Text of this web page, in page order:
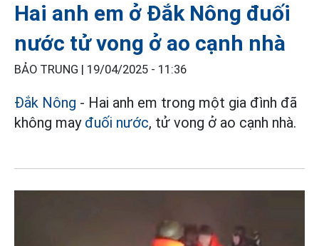
Hai anh em ở Đắk Nông đuối
nước tử vong ở ao cạnh nhà
BẢO TRUNG | 19/04/2025 - 11:36
Đắk Nông - Hai anh em trong một gia đình đã
không may đuối nước, tử vong ở ao cạnh nhà.